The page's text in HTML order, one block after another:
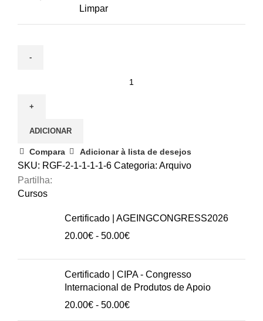
Limpar
13.05.2026
Gestão
comportamental
e
emocional
na
ADICIONAR
Compara Adicionar à lista de desejos
SKU: RGF-2-1-1-1-1-6 Categoria: Arquivo
Partilha:
Cursos
Certificado | AGEINGCONGRESS2026
20.00€ - 50.00€Intervalo
preços:
20.00€
a
50.00€
Certificado | CIPA - Congresso
Internacional de Produtos de Apoio
20.00€ - 50.00€Intervalo